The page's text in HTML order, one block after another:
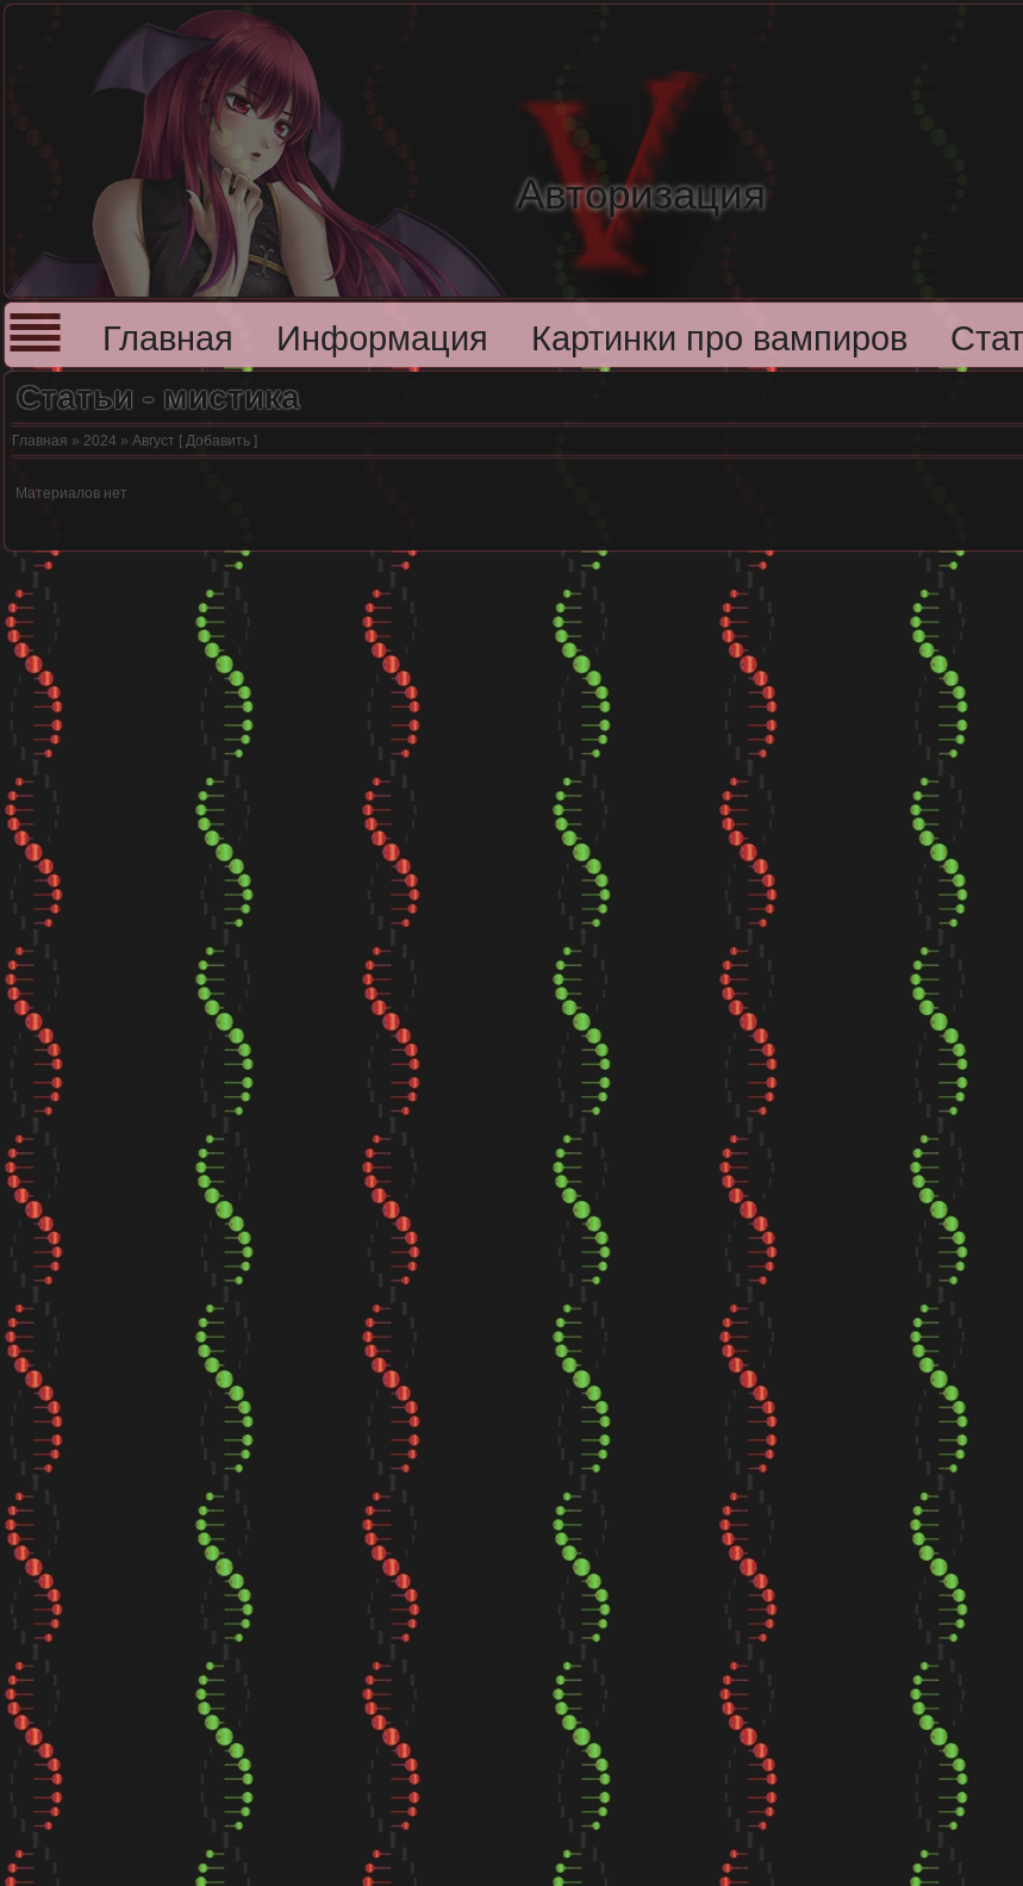
Авторизация
Главная Информация Картинки про вампиров
Статьи - мистика
Главная » 2024 » Август [ Добавить ]
Материалов нет